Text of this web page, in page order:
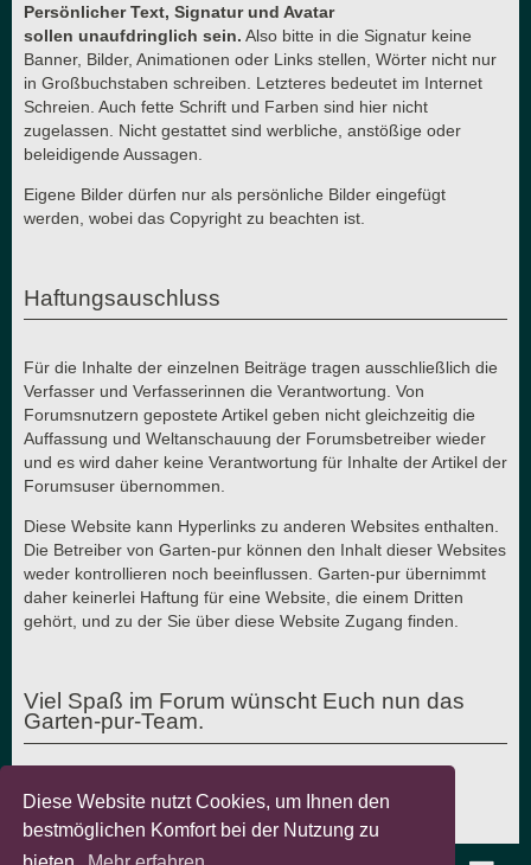
Diese Website nutzt Cookies, um Ihnen den
bestmöglichen Komfort bei der Nutzung zu
Persönlicher Text, Signatur und Avatar
sollen unaufdringlich sein. Also bitte in die Signatur keine
Banner, Bilder, Animationen oder Links stellen, Wörter nicht nur
in Großbuchstaben schreiben. Letzteres bedeutet im Internet
Schreien. Auch fette Schrift und Farben sind hier nicht
zugelassen. Nicht gestattet sind werbliche, anstößige oder
beleidigende Aussagen.
Eigene Bilder dürfen nur als persönliche Bilder eingefügt
werden, wobei das Copyright zu beachten ist.
Haftungsauschluss
Für die Inhalte der einzelnen Beiträge tragen ausschließlich die
Verfasser und Verfasserinnen die Verantwortung. Von
Forumsnutzern gepostete Artikel geben nicht gleichzeitig die
Auffassung und Weltanschauung der Forumsbetreiber wieder
und es wird daher keine Verantwortung für Inhalte der Artikel der
Forumsuser übernommen.
Diese Website kann Hyperlinks zu anderen Websites enthalten.
Die Betreiber von Garten-pur können den Inhalt dieser Websites
weder kontrollieren noch beeinflussen. Garten-pur übernimmt
daher keinerlei Haftung für eine Website, die einem Dritten
gehört, und zu der Sie über diese Website Zugang finden.
Viel Spaß im Forum wünscht Euch nun das
Garten-pur-Team.
Letzte Aktualisierung: 7.8.2018 - © Garten-pur GbR